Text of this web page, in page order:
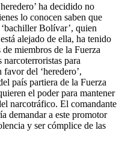
ha decidido no
lo conocen saben que
Bolívar’, quien
alejado de ella, ha tenido
miembros de la Fuerza
para
del ‘heredero’,
país partiera de la Fuerza
el poder para mantener
narcotráfico. El comandante
demandar a este promotor
y ser cómplice de las